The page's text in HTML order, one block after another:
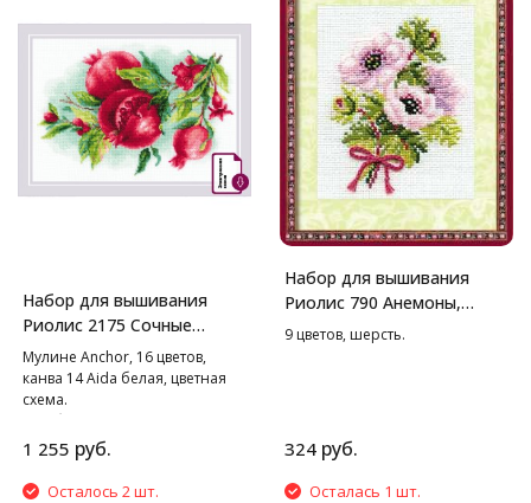
Набор для вышивания
Риолис 2175 Сочные
гранаты, 30*21 см
Мулине Anchor, 16 цветов,
канва 14 Aida белая, цветная
схема.
В наборе используются
техники: крест, полукрест,
смешанные цвета.
1 255 руб.
Осталось 2 шт.
Набор для вышивания
Риолис 790 Анемоны,
13*16 см
9 цветов, шерсть.
324 руб.
Осталась 1 шт.